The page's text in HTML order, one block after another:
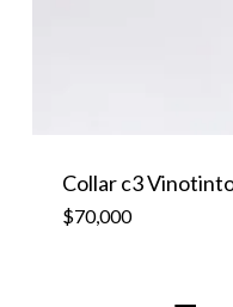
Collar c3
$70,000